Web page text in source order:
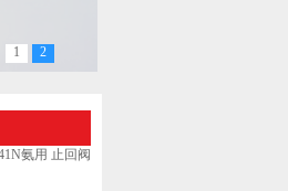
1 2
氨用 止回阀